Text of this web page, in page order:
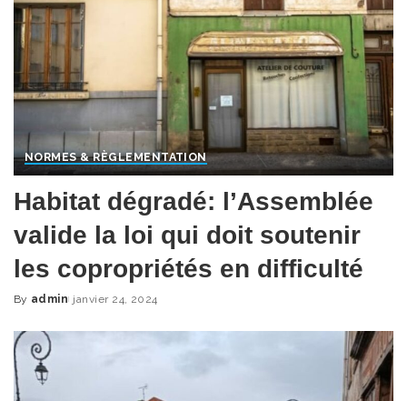
NORMES & RÈGLEMENTATION
Habitat dégradé: l’Assemblée
valide la loi qui doit soutenir
les copropriétés en difficulté
Posted
By admin janvier 24, 2024